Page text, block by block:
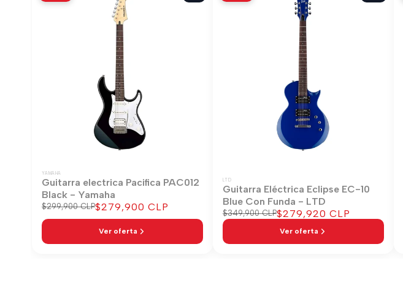
YAMAHA
Guitarra electrica Pacifica PAC012
Black - Yamaha
Precio
$299,900 CLPPrecio
de
venta
$279,900 CLP
Ver oferta
LTD
Guitarra Eléctrica Eclipse EC-10
Blue Con Funda - LTD
Precio
regular
$349,900 CLPPrecio
venta
$279,920 CLP
Ver oferta